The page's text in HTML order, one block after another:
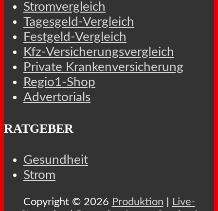
Stromvergleich
Tagesgeld-Vergleich
Festgeld-Vergleich
Kfz-Versicherungsvergleich
Private Krankenversicherung
Regio1-Shop
Advertorials
RATGEBER
Gesundheit
Strom
Copyright © 2026 Produktion
Live-